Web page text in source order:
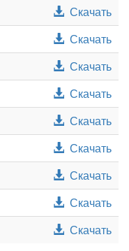
Скачать
Скачать
Скачать
Скачать
Скачать
Скачать
Скачать
Скачать
Скачать